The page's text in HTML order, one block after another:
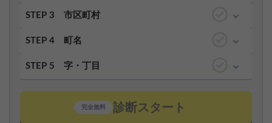
STEP 3 市区町村
STEP 4 町名
STEP 5 字・丁目
完全無料 診断スタート